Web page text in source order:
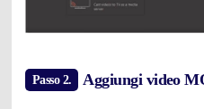
Passo 2. Aggiungi video